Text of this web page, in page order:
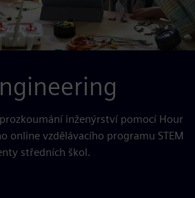
inženýrství pomocí Hour
online vzdělávacího programu STEM
středních škol.